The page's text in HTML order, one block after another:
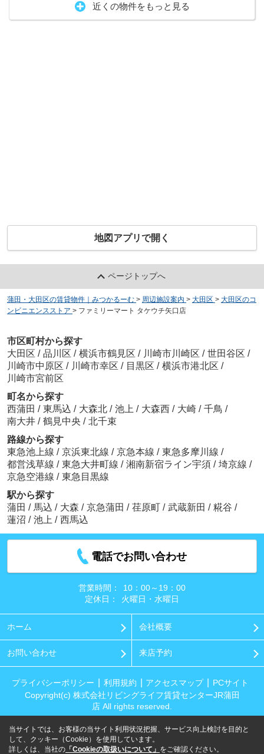
近くの物件をもっと見る
地図アプリで開く
ページトップへ
蒲田・大田区の賃貸物件｜みつかるーむ > 周辺施設案内 > 大田区 > 大田区のコ
ンビニエンスストア > ファミリーマート タケウチ矢口店
市区町村から探す
大田区 / 品川区 / 横浜市鶴見区 / 川崎市川崎区 / 世田谷区 /
川崎市中原区 / 川崎市幸区 / 目黒区 / 横浜市港北区 /
川崎市宮前区
町名から探す
西蒲田 / 東馬込 / 大森北 / 池上 / 大森西 / 大崎 / 千鳥 /
南大井 / 鶴見中央 / 北千束
路線から探す
東急池上線 / 京浜東北線 / 京急本線 / 東急多摩川線 /
都営浅草線 / 東急大井町線 / 湘南新宿ライン宇須 / 埼京線 /
京急空港線 / 東急目黒線
駅から探す
蒲田 / 馬込 / 大森 / 京急蒲田 / 荏原町 / 武蔵新田 / 糀谷 /
蓮沼 / 池上 / 西馬込
電話でお問い合わせ
営業時間：
10：00～19：00
定休日：
火曜日・水曜日
ホーム 会社概要
お問い合わせ 来店予約
プライバシーポリシー 利用規約 アクセスマップ
PCサイト
Copyright(c) 株式会社リビングライフ賃貸センターJR蒲田
店 All rights reserved.
当サイトでは、お客様の当サイト利用状況把握、サービス向上検討を目的と
して、クッキー（Cookie）を使用しています。
詳しくは、当社の 「Cookieの取扱いについて」 をご確認ください。